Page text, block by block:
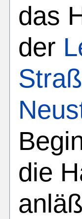
das
der
die